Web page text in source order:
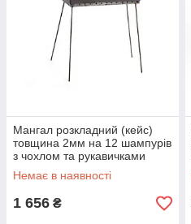
Мангал розкладний (кейс)
товщина 2мм на 12 шампурів
з чохлом та рукавичками
СИЛА
Немає в наявності
1 656 ₴